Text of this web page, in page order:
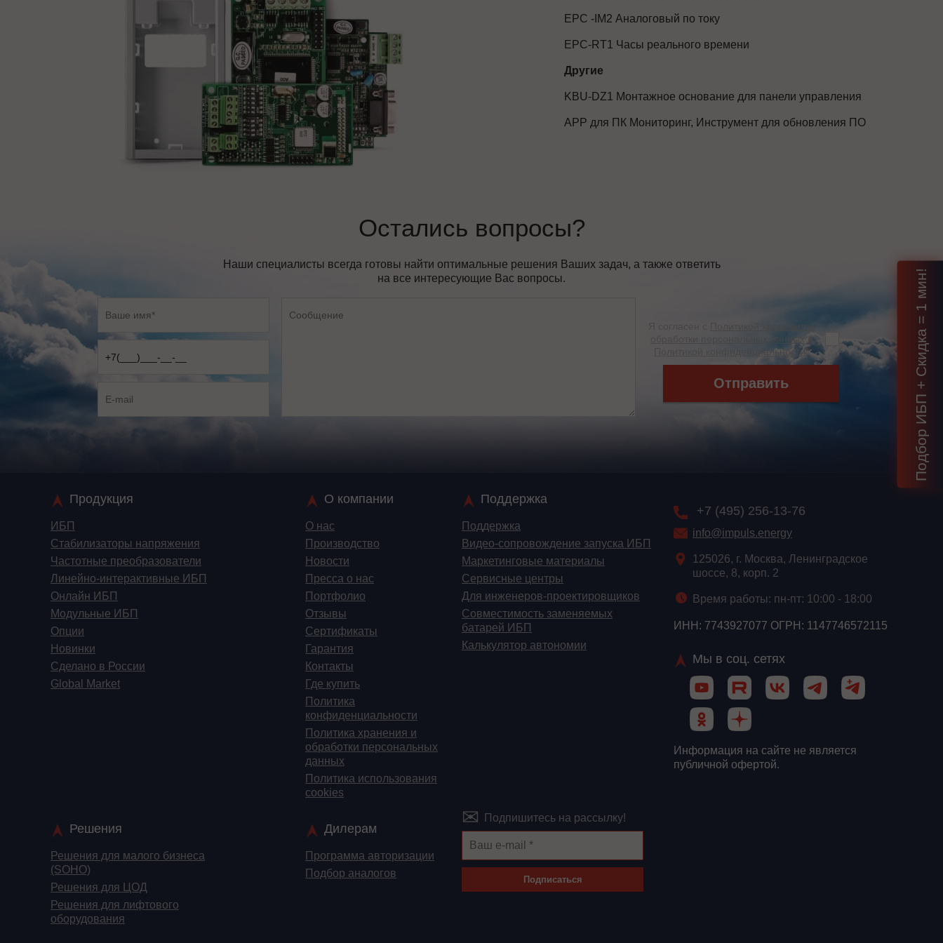
EPC -IM2 Аналоговый по току
EPC-RT1 Часы реального времени
Другие
KBU-DZ1 Монтажное основание для панели управления
АРР для ПК Мониторинг, Инструмент для обновления ПО
Остались вопросы?
Наши специалисты всегда готовы найти оптимальные решения Ваших задач, а также ответить
на все интересующие Вас вопросы.
Политикой хранения и
обработки персональных данных
и
Политикой конфиденциальности *
Отправить
+7 (495) 256-13-76
info@impuls.energy
125026, г. Москва, Ленинградское
шоссе, 8, корп. 2
Время работы: пн-пт: 10:00 - 18:00
ИНН: 7743927077 ОГРН: 1147746572115
Мы в соц. сетях
Информация на сайте не является
публичной офертой.
Продукция
ИБП
Стабилизаторы напряжения
Частотные преобразователи
Линейно-интерактивные ИБП
Онлайн ИБП
Модульные ИБП
Опции
Новинки
Сделано в России
Global Market
О компании
О нас
Производство
Новости
Пресса о нас
Портфолио
Отзывы
Сертификаты
Гарантия
Контакты
Где купить
Политика
конфиденциальности
Политика хранения и
обработки персональных
данных
Политика использования
cookies
Поддержка
Поддержка
Видео-сопровождение запуска ИБП
Маркетинговые материалы
Сервисные центры
Для инженеров-проектировщиков
Cовместимость заменяемых
батарей ИБП
Калькулятор автономии
Решения
Решения для малого бизнеса
(SOHO)
Решения для ЦОД
Решения для лифтового
оборудования
Дилерам
Программа авторизации
Подбор аналогов
Подпишитесь на рассылку!
Подписаться
Подбор ИБП + Скидка = 1 мин!